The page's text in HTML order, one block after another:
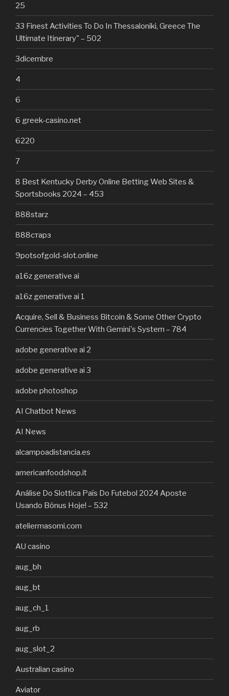
25
33 Finest Activities To Do In Thessaloniki, Greece The
Ultimate Itinerary" – 502
3dicembre
4
6
6 greek-casino.net
6220
7
8 Best Kentucky Derby Online Betting Web Sites &
Sportsbooks 2024 – 453
888starz
888старз
9potsofgold-slot.online
a16z generative ai
a16z generative ai 1
Acquire, Sell & Business Bitcoin & Some Other Crypto
Currencies Together With Gemini's System – 784
adobe generative ai 2
adobe generative ai 3
adobe photoshop
AI Chatbot News
AI News
alcampoadistancia.es
americanfoodshop.it
Análise Do Slottica País Do Futebol 2024 Aposte
Usando Bônus Hoje! – 532
ateliermasomi.com
AU casino
aug_bh
aug_bt
aug_ch_1
aug_rb
aug_slot_2
Australian casino
Aviator